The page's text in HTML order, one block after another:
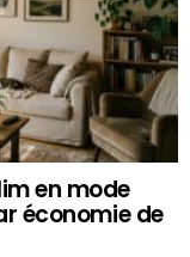
en mode
économie de